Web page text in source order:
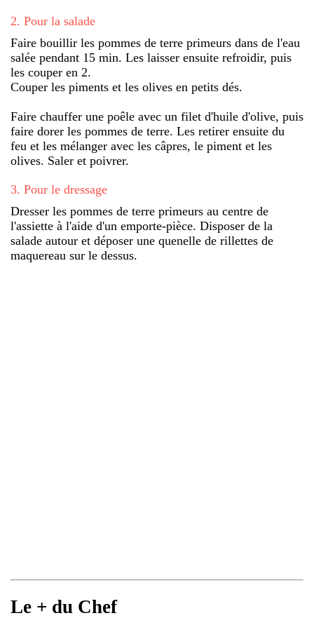
2. Pour la salade
Faire bouillir les pommes de terre primeurs dans de l'eau
salée pendant 15 min. Les laisser ensuite refroidir, puis
les couper en 2.
Couper les piments et les olives en petits dés.
Faire chauffer une poêle avec un filet d'huile d'olive, puis
faire dorer les pommes de terre. Les retirer ensuite du
feu et les mélanger avec les câpres, le piment et les
olives. Saler et poivrer.
3. Pour le dressage
Dresser les pommes de terre primeurs au centre de
l'assiette à l'aide d'un emporte-pièce. Disposer de la
salade autour et déposer une quenelle de rillettes de
maquereau sur le dessus.
Le + du Chef